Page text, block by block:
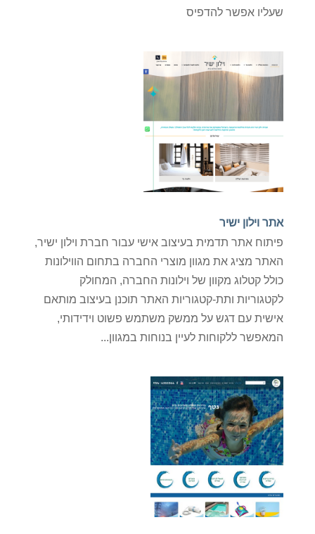
שעליו אפשר להדפיס
אתר וילון ישיר
פיתוח אתר תדמית בעיצוב אישי עבור חברת וילון ישיר,
האתר מציג את מגוון מוצרי החברה בתחום הווילונות
כולל קטלוג מקוון של וילונות החברה, המחולק
לקטגוריות ותת-קטגוריות האתר תוכנן בעיצוב מותאם
אישית עם דגש על ממשק משתמש פשוט וידידותי,
המאפשר ללקוחות לעיין בנוחות במגוון...